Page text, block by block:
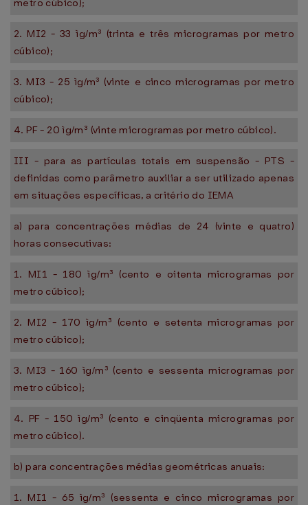
metro cúbico);
2. MI2 - 33 ìg/m³ (trinta e três microgramas por metro
cúbico);
3. MI3 - 25 ìg/m³ (vinte e cinco microgramas por metro
cúbico);
4. PF - 20 ìg/m³ (vinte microgramas por metro cúbico).
III - para as partículas totais em suspensão - PTS -
definidas como parâmetro auxiliar a ser utilizado apenas
em situações específicas, a critério do IEMA
a) para concentrações médias de 24 (vinte e quatro)
horas consecutivas:
1. MI1 - 180 ìg/m³ (cento e oitenta microgramas por
metro cúbico);
2. MI2 - 170 ìg/m³ (cento e setenta microgramas por
metro cúbico);
3. MI3 - 160 ìg/m³ (cento e sessenta microgramas por
metro cúbico);
4. PF - 150 ìg/m³ (cento e cinqüenta microgramas por
metro cúbico).
b) para concentrações médias geométricas anuais:
1. MI1 - 65 ìg/m³ (sessenta e cinco microgramas por